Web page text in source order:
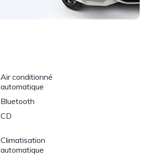
Air conditionné
automatique
Bluetooth
CD
Climatisation
automatique